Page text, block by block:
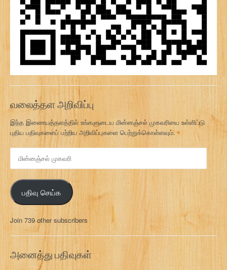
வலைத்தள அறிவிப்பு
இந்த இணையத்தளத்தில் உங்களுடைய மின்னஞ்சல் முகவரியை உள்ளிட்டு
புதிய பதிவுகளைப் பற்றிய அறிவிப்புகளை பெற்றுக்கொள்ளவும்.
ஞ்
ச
ல்
க
வ
பதிவு செய்க
Join 739 other subscribers
அனைத்து பதிவுகள்